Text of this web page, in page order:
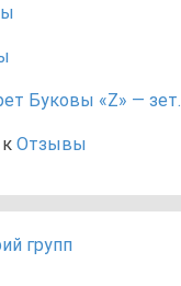
Буковы «Z» — зет.
к Отзывы
групп